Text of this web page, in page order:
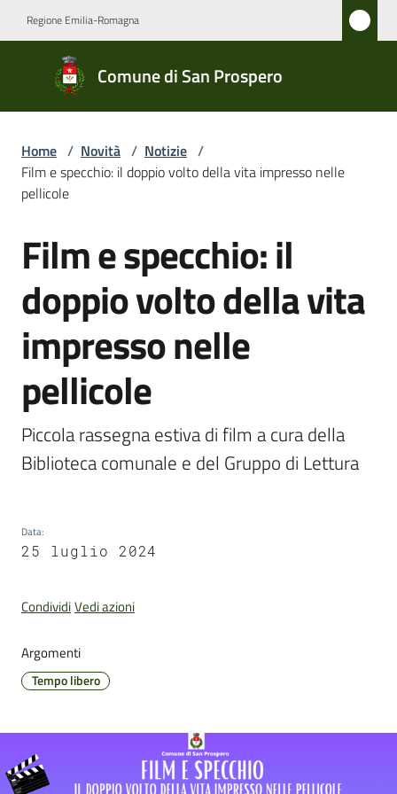
Regione Emilia-Romagna
Comune di San Prospero
Comune
di San
Prospero
Amministrazione
Novità
Menu selezionato
Servizi
Vivere
San
Prospero
video
telematico
Tutti
gli
Home / Novità / Notizie /
Film e specchio: il doppio volto della vita impresso nelle
pellicole
Salta al contenuto
Film e specchio: il
doppio volto della vita
impresso nelle
pellicole
Piccola rassegna estiva di film a cura della
Biblioteca comunale e del Gruppo di Lettura
Data:
25 luglio 2024
CondividiVedi azioni
Argomenti
Tempo libero